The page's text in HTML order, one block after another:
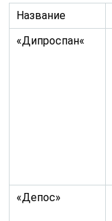
Название
«Дипроспан«
«Депос»